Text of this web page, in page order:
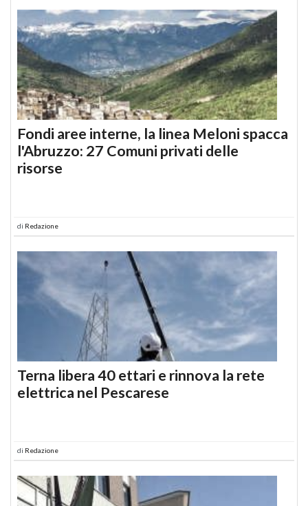
Fondi aree interne, la linea Meloni spacca
l'Abruzzo: 27 Comuni privati delle
risorse
di Redazione
Terna libera 40 ettari e rinnova la rete
elettrica nel Pescarese
di Redazione